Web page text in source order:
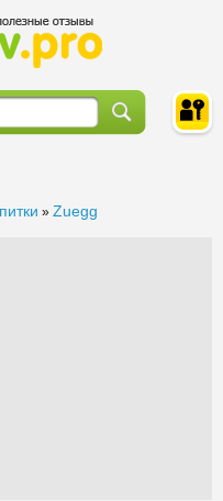
» Zuegg